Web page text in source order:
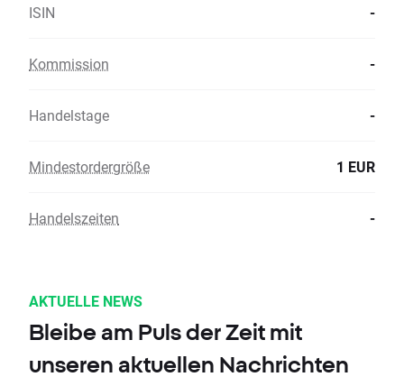
ISIN -
Kommission -
Handelstage -
Mindestordergröße 1 EUR
Handelszeiten -
AKTUELLE NEWS
Bleibe am Puls der Zeit mit
unseren aktuellen Nachrichten